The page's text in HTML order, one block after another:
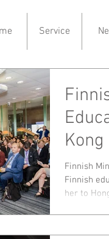
Service
Kong
Finnish
Finnish
her to